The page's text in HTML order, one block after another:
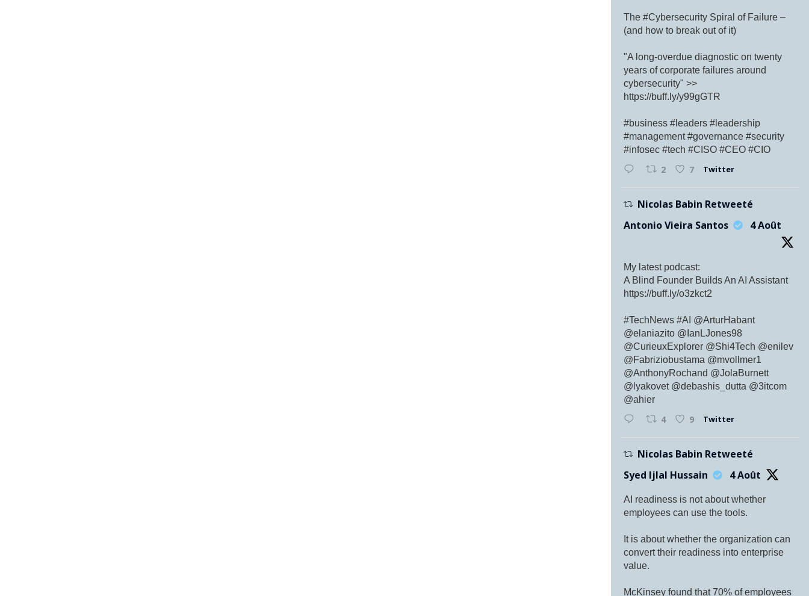
The #Cybersecurity Spiral of Failure –
(and how to break out of it)
"A long-overdue diagnostic on twenty
years of corporate failures around
cybersecurity" >>
https://buff.ly/y99gGTR
#business #leaders #leadership
#management #governance #security
#infosec #tech #CISO #CEO #CIO
2 7 Twitter
Nicolas Babin Retweeté
Antonio Vieira Santos
4 Août
My latest podcast:
A Blind Founder Builds An AI Assistant
https://buff.ly/o3zkct2
#TechNews #AI @ArturHabant
@elaniazito @IanLJones98
@CurieuxExplorer @Shi4Tech @enilev
@Fabriziobustama @mvollmer1
@AnthonyRochand @JolaBurnett
@lyakovet @debashis_dutta @3itcom
@ahier
4 9 Twitter
Nicolas Babin Retweeté
Syed Ijlal Hussain
4 Août
AI readiness is not about whether
employees can use the tools.
It is about whether the organization can
convert their readiness into enterprise
value.
McKinsey found that 70% of employees